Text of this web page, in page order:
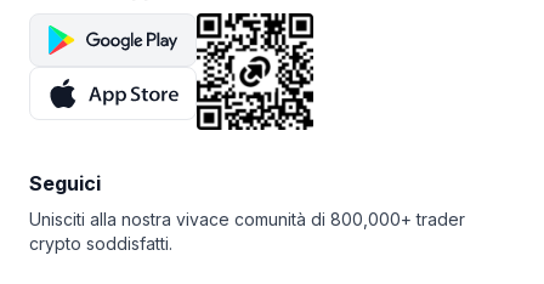
Seguici
Unisciti alla nostra vivace comunità di 800,000+ trader
crypto soddisfatti.